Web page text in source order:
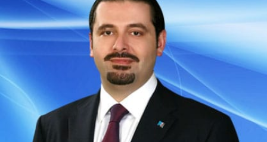
البرامج
جدول البرامج
شاهد البرامج
عن MTV
الإنـتـاج
وظائف
تواصل معنا